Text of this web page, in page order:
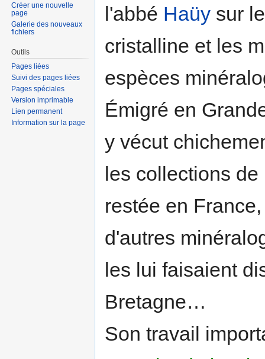
l'abbé Haüy sur
cristalline et les
espèces
Émigré en
y vécut
les collections
restée en
d'autres
les lui faisaient
Bretagne…
Son travail
Créer une nouvelle
page
Galerie des nouveaux
fichiers
Outils
Pages liées
Suivi des pages liées
Pages spéciales
Version imprimable
Lien permanent
Information sur la page